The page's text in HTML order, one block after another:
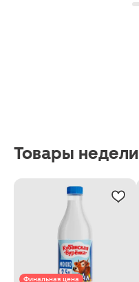
Товары недели
Финальная цена